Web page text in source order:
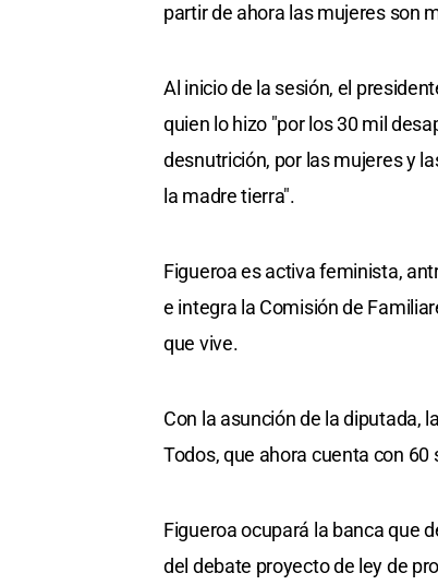
partir de ahora las mujeres son
Al inicio de la sesión, el
quien lo hizo "por los 30 mil
desnutrición, por las mujeres y
la madre tierra".
Figueroa es activa feminista,
e integra la Comisión de
que vive.
Con la asunción de la diputada,
Todos, que ahora cuenta con
Figueroa ocupará la banca que
del debate proyecto de ley de